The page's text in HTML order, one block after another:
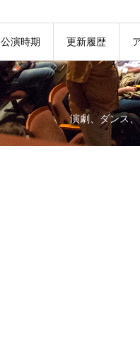
公演時期 更新履歴
演劇、ダンス